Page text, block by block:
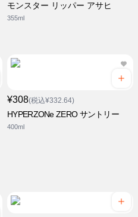
モンスター リッパー アサヒ
355ml
¥308(税込¥332.64)
HYPERZONe ZERO サントリー
400ml